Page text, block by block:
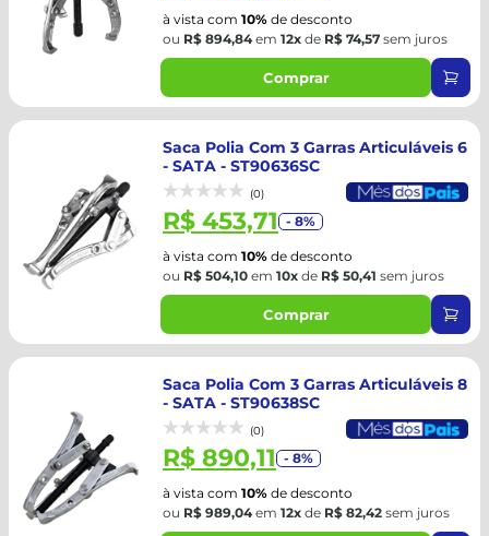
à vista com 10% de desconto
ou R$ 894,84em 12x de R$ 74,57 sem juros
Comprar
Saca Polia Com 3 Garras Articuláveis 6
- SATA - ST90636SC
(0)
R$ 453,71 - 8%
à vista com 10% de desconto
ou R$ 504,10 em 10x de R$ 50,41 sem juros
Comprar
Saca Polia Com 3 Garras Articuláveis 8
- SATA - ST90638SC
(0)
R$ 890,11 - 8%
à vista com 10% de desconto
ou R$ 989,04em 12x de R$ 82,42 sem juros